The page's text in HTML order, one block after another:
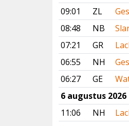
09:01
ZL
08:48
NB
07:21
GR
06:55
NH
06:27
GE
6 augustus 2026
11:06
NH